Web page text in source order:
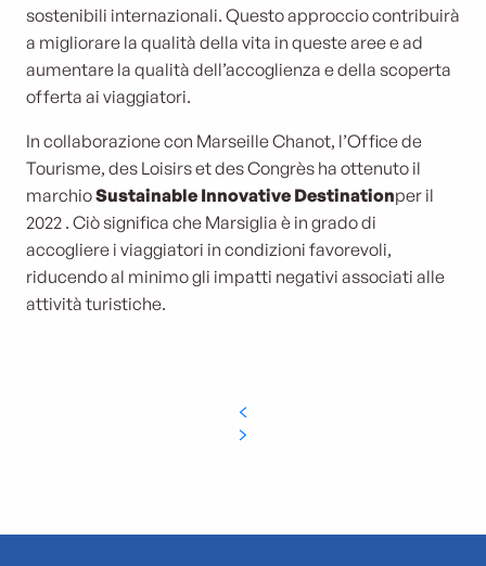
sostenibili internazionali. Questo approccio contribuirà
a migliorare la qualità della vita in queste aree e ad
aumentare la qualità dell’accoglienza e della scoperta
offerta ai viaggiatori.
In collaborazione con Marseille Chanot, l’Office de
Tourisme, des Loisirs et des Congrès ha ottenuto il
marchioSustainable Innovative Destinationper il
2022 . Ciò significa che Marsiglia è in grado di
accogliere i viaggiatori in condizioni favorevoli,
riducendo al minimo gli impatti negativi associati alle
attività turistiche.